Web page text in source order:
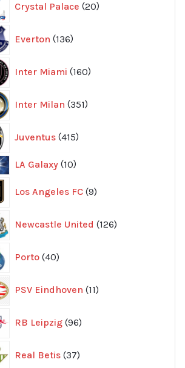
Crystal Palace 20
produkter
Everton 136
produkter
Inter Miami 160
produkter
Inter Milan 351
produkter
Juventus 415
produkter
LA Galaxy 1010
Los Angeles FC 9
produkter
Newcastle United 126
produkter
Porto 40
produkter
PSV Eindhoven 11
produkter
RB Leipzig 96
produkter
Real Betis 37
produkter